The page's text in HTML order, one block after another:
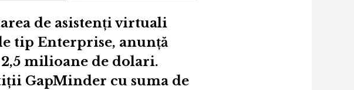
de asistenţi virtuali
tip Enterprise, anunță
milioane de dolari.
GapMinder cu suma de